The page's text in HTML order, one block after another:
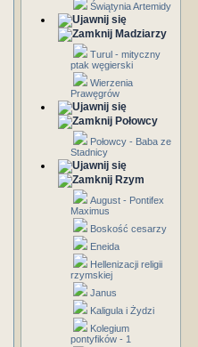
Świątynia Artemidy
Madziarzy
Turul - mityczny
ptak węgierski
Wierzenia
Prawęgrów
Połowcy
Połowcy - Baba ze
Stadnicy
Rzym
August - Pontifex
Maximus
Boskość cesarzy
Eneida
Hellenizacji religii
rzymskiej
Janus
Kaligula i Żydzi
Kolegium
pontyfików - 1